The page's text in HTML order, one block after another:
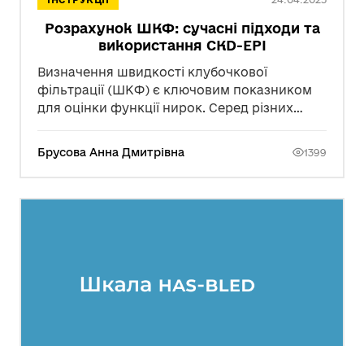
Розрахунок ШКФ: сучасні підходи та
використання CKD-EPI
Визначення швидкості клубочкової
фільтрації (ШКФ) є ключовим показником
для оцінки функції нирок. Серед різних
(Chronic Kidney Disease Epidemiology
результати.
Брусова Анна Дмитрівна 1399